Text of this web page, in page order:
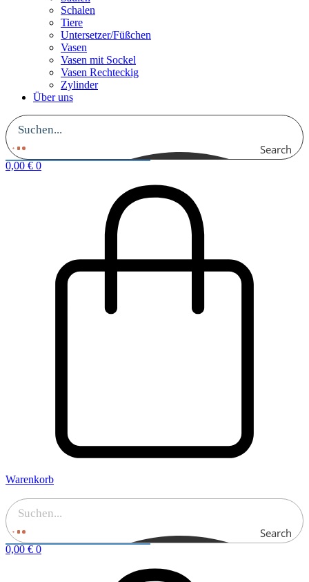
Schalen
Tiere
Untersetzer/Füßchen
Vasen
Vasen mit Sockel
Vasen Rechteckig
Zylinder
Über uns
Search
0,00 € 0
Warenkorb
Search
0,00 € 0